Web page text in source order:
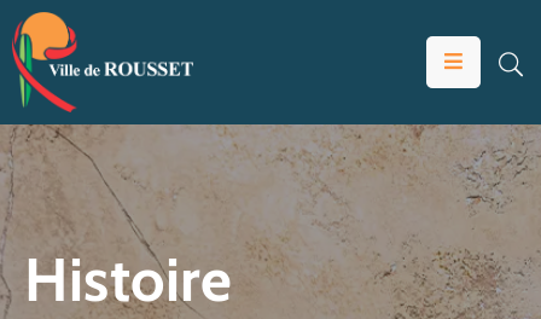
VOTRE
MAIRIE
ROUSSET
ÉDUCATION
Histoire